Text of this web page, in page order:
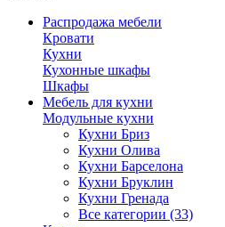
Распродажа мебели
Кровати
Кухни
Кухонные шкафы
Шкафы
Мебель для кухни
Модульные кухни
Кухни Бриз
Кухни Олива
Кухни Барселона
Кухни Бруклин
Кухни Гренада
Все категории (33)